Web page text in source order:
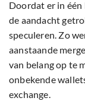
Doordat er in één
de aandacht
speculeren. Zo
aanstaande
van belang op te
onbekende
exchange.